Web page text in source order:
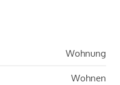
Wohnung
Wohnen